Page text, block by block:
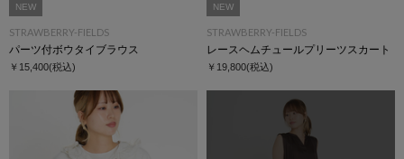
NEW
STRAWBERRY-FIELDS
パーツ付ボウタイブラウス
￥15,400(税込)
NEW
STRAWBERRY-FIELDS
レースヘムチュールプリーツスカート
￥19,800(税込)